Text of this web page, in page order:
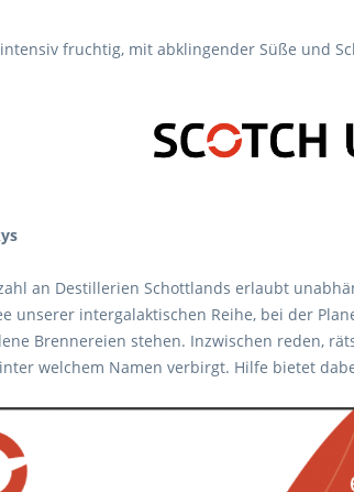
fruchtig, mit abklingender Süße und
an Destillerien Schottlands erlaubt
unserer intergalaktischen Reihe, bei der
Brennereien stehen. Inzwischen reden,
welchem Namen verbirgt. Hilfe bietet